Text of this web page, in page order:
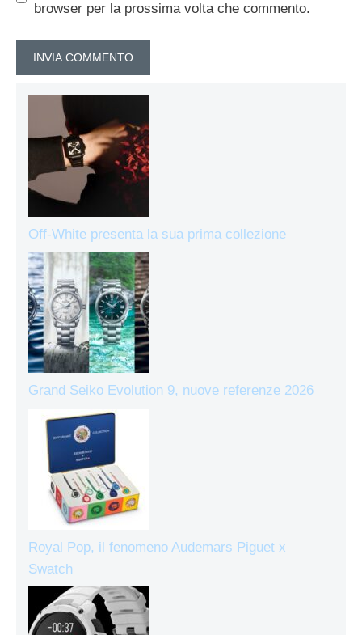
browser per la prossima volta che commento.
Off-White presenta la sua prima collezione
Grand Seiko Evolution 9, nuove referenze 2026
Royal Pop, il fenomeno Audemars Piguet x
Swatch